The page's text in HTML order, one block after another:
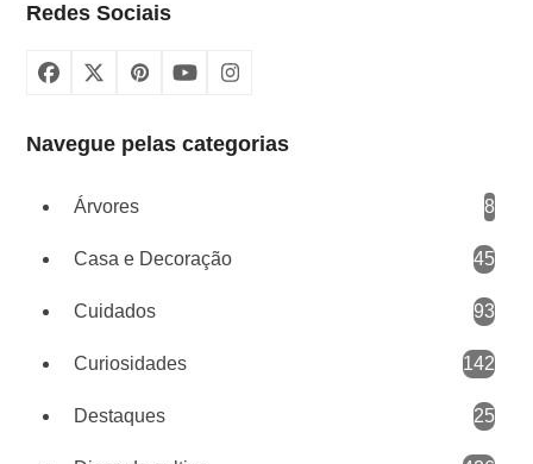
Redes Sociais
Facebook
X Pinterest
YouTubeInstagram
Navegue pelas categorias
Árvores 8
Casa e Decoração 45
Cuidados 93
Curiosidades 142
Destaques 25